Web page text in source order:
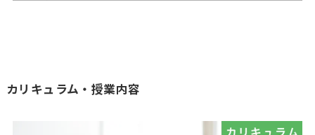
カリキュラム・授業内容